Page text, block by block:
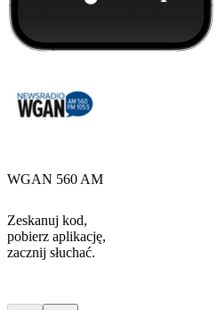
WGAN 560 AM
Zeskanuj kod,
pobierz aplikację,
zacznij słuchać.